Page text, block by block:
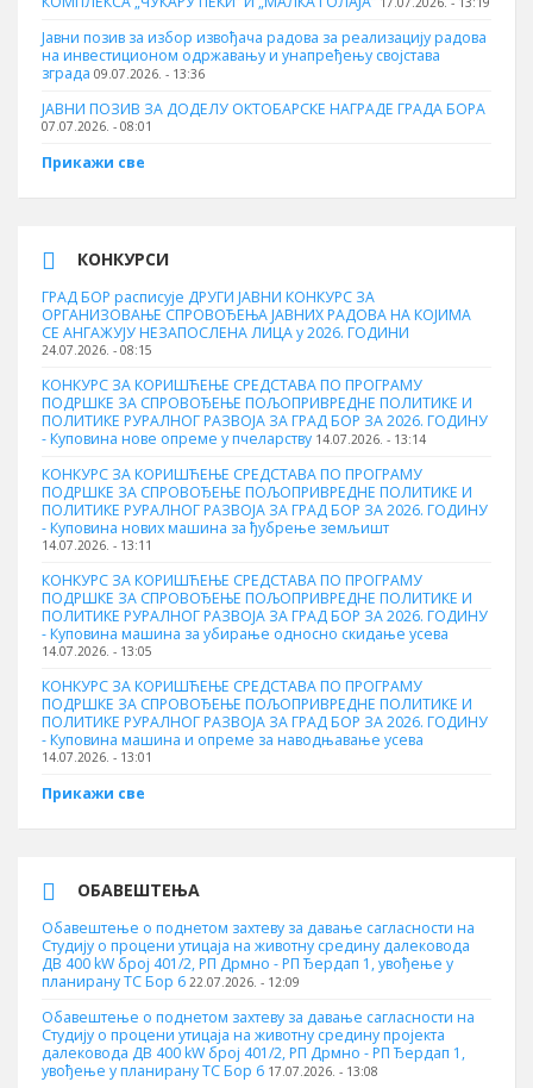
Јавни позив за избор извођача радова за реализацију радова
на инвестиционом одржавању и унапређењу својстава
зграда 09.07.2026. - 13:36
ЈАВНИ ПОЗИВ ЗА ДОДЕЛУ ОКТOБАРСКЕ НАГРАДЕ ГРАДА БОРА
07.07.2026. - 08:01
Прикажи све
КОНКУРСИ
ГРАД БОР расписује ДРУГИ ЈАВНИ КОНКУРС ЗА
ОРГАНИЗОВАЊЕ СПРОВОЂЕЊА ЈАВНИХ РАДОВА НА КОЈИМА
СЕ АНГАЖУЈУ НЕЗАПОСЛЕНА ЛИЦА у 2026. ГОДИНИ
24.07.2026. - 08:15
КОНКУРС ЗА КОРИШЋЕЊЕ СРЕДСТАВА ПО ПРОГРАМУ
ПОДРШКЕ ЗА СПРОВОЂЕЊЕ ПОЉОПРИВРЕДНЕ ПОЛИТИКЕ И
ПОЛИТИКЕ РУРАЛНОГ РАЗВОЈА ЗА ГРАД БОР ЗА 2026. ГОДИНУ
- Куповина нове опреме у пчеларству 14.07.2026. - 13:14
КОНКУРС ЗА КОРИШЋЕЊЕ СРЕДСТАВА ПО ПРОГРАМУ
ПОДРШКЕ ЗА СПРОВОЂЕЊЕ ПОЉОПРИВРЕДНЕ ПОЛИТИКЕ И
ПОЛИТИКЕ РУРАЛНОГ РАЗВОЈА ЗА ГРАД БОР ЗА 2026. ГОДИНУ
- Куповина нових машина за ђубрење земљишт
14.07.2026. - 13:11
КОНКУРС ЗА КОРИШЋЕЊЕ СРЕДСТАВА ПО ПРОГРАМУ
ПОДРШКЕ ЗА СПРОВОЂЕЊЕ ПОЉОПРИВРЕДНЕ ПОЛИТИКЕ И
ПОЛИТИКЕ РУРАЛНОГ РАЗВОЈА ЗА ГРАД БОР ЗА 2026. ГОДИНУ
- Куповинa машина за убирање односно скидање усева
14.07.2026. - 13:05
КОНКУРС ЗА КОРИШЋЕЊЕ СРЕДСТАВА ПО ПРОГРАМУ
ПОДРШКЕ ЗА СПРОВОЂЕЊЕ ПОЉОПРИВРЕДНЕ ПОЛИТИКЕ И
ПОЛИТИКЕ РУРАЛНОГ РАЗВОЈА ЗА ГРАД БОР ЗА 2026. ГОДИНУ
- Куповина машина и опреме за наводњавање усева
14.07.2026. - 13:01
Прикажи све
ОБАВЕШТЕЊА
Обавештење о поднетом захтеву за давање сагласности на
Студију о процени утицаја на животну средину далековода
ДВ 400 kW број 401/2, РП Дрмно - РП Ђердап 1, увођење у
планирану ТС Бор 6 22.07.2026. - 12:09
Обавештење о поднетом захтеву за давање сагласности на
Студију о процени утицаја на животну средину пројекта
далековода ДВ 400 kW број 401/2, РП Дрмно - РП Ђердап 1,
увођење у планирану ТС Бор 6 17.07.2026. - 13:08